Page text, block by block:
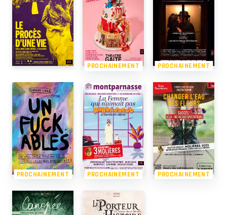
PROCHAINEMENT PROCHAINEMENT
PROCHAINEMENT PROCHAINEMENT PROCHAINEMENT